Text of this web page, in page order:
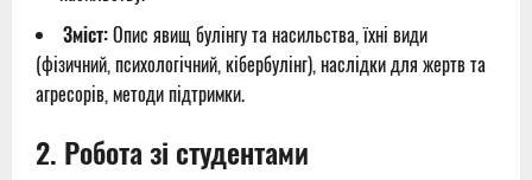
Зміст:Опис явищ булінгу та насильства, їхні види
(фізичний, психологічний, кібербулінг), наслідки для жертв та
агресорів, методи підтримки.
2. Робота зі студентами